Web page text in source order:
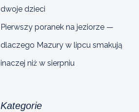
dwoje dzieci
Pierwszy poranek na jeziorze —
dlaczego Mazury w lipcu smakują
inaczej niż w sierpniu
Kategorie